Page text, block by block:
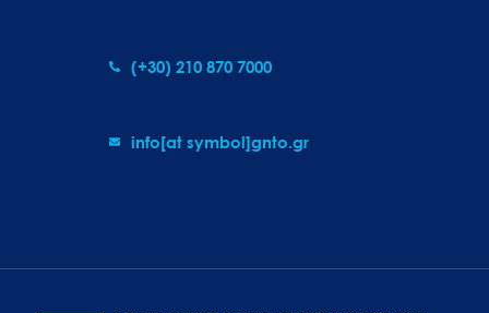
(+30) 210 870 7000
info[at symbol]gnto.gr